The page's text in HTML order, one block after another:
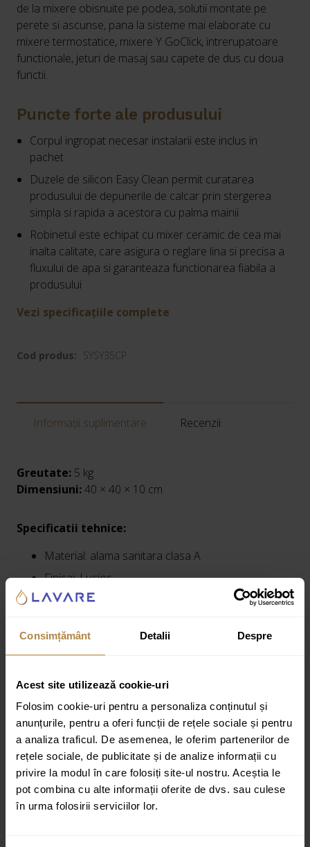
Consimțământ Detalii Despre
Acest site utilizează cookie-uri
Folosim cookie-uri pentru a personaliza conținutul și
anunțurile, pentru a oferi funcții de rețele sociale și pentru
a analiza traficul. De asemenea, le oferim partenerilor de
rețele sociale, de publicitate și de analize informații cu
privire la modul în care folosiți site-ul nostru. Aceștia le
pot combina cu alte informații oferite de dvs. sau culese
în urma folosirii serviciilor lor.
de la mixere obisnuite pe podea, solutii montate pe
perete si ascunse, pana la sisteme mai elaborate cu
mixere termostatice, mixere Y GoClick, intrerupatoare
functionale, jeturi de masaj sau capete de dus cu doua
functii.
Puncte forte ale produsului
Corpul ingropat necesar instalarii este inclus in
pachet
Duzele de silicon Easy Clean permit curatarea
produsului de depunerile de calcar prin stergerea
simpla si rapida a acestora cu palma mainii
Robinetul este echipat cu mixer ceramic de cea mai
inalta calitate, care asigura o reglare lina si precisa a
fluxului de apa si garanteaza functionarea fiabila a
produsului
Vezi specificațiile complete
Cod produs: SYSY35CP
Informații suplimentare Recenzii
Greutate: 5 kg
Dimensiuni:40 × 40 × 10 cm
Specificatii tehnice:
Material: alama sanitara clasa A
Finisaj: Lucios
Baterie de cada/dus ascunsa
Adancime minima de instalare: 5 cm
Doua iesiri apa mixta: 1/2″ si 3/4”
Palarie dus cu efect de ploaie din alama
Dimensiune: ø25 cm
1-functie
Brat de dus
Lungime: 41 cm